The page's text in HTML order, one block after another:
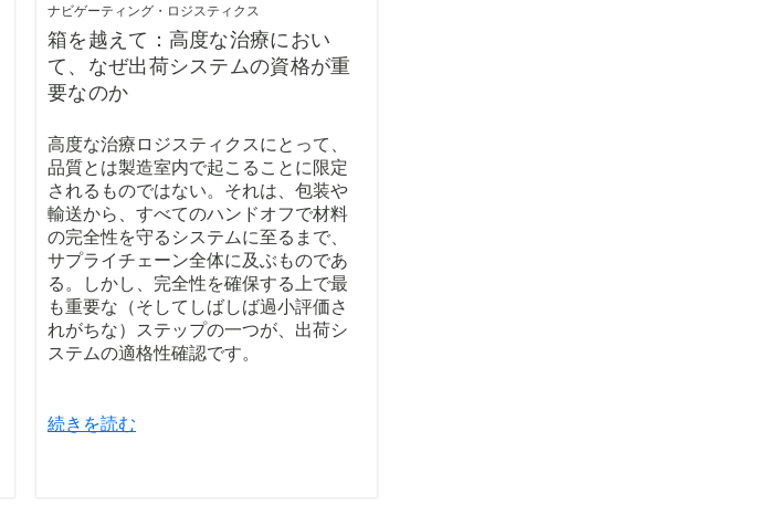
ナビゲーティング・ロジスティクス
箱を越えて：高度な治療におい
て、なぜ出荷システムの資格が重
要なのか
高度な治療ロジスティクスにとって、
品質とは製造室内で起こることに限定
されるものではない。それは、包装や
輸送から、すべてのハンドオフで材料
の完全性を守るシステムに至るまで、
サプライチェーン全体に及ぶものであ
る。しかし、完全性を確保する上で最
も重要な（そしてしばしば過小評価さ
れがちな）ステップの一つが、出荷シ
ステムの適格性確認です。
続きを読む